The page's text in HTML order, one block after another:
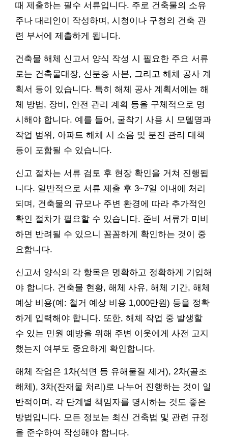
때 제출하는 필수 서류입니다. 주로 건축물의 소유
주나 대리인이 작성하며, 시청이나 구청의 건축 관
련 부서에 제출하게 됩니다.
건축물 해체 신고서 양식 작성 시 필요한 주요 서류
로는 건축물대장, 신분증 사본, 그리고 해체 공사 계
획서 등이 있습니다. 특히 해체 공사 계획서에는 해
체 방법, 장비, 안전 관리 계획 등을 구체적으로 명
시해야 합니다. 예를 들어, 굴착기 사용 시 모델명과
작업 범위, 아파트 해체 시 소음 및 분진 관리 대책
등이 포함될 수 있습니다.
신고 절차는 서류 검토 후 현장 확인을 거쳐 진행됩
니다. 일반적으로 서류 제출 후 3~7일 이내에 처리
되며, 건축물의 규모나 주변 환경에 따라 추가적인
확인 절차가 필요할 수 있습니다. 준비 서류가 미비
하면 반려될 수 있으니 꼼꼼하게 확인하는 것이 중
요합니다.
신고서 양식의 각 항목은 명확하고 정확하게 기입해
야 합니다. 건축물 현황, 해체 사유, 해체 기간, 해체
예상 비용(예: 철거 예상 비용 1,000만원) 등을 정확
하게 입력해야 합니다. 또한, 해체 작업 중 발생할
수 있는 민원 예방을 위해 주변 이웃에게 사전 고지
했는지 여부도 중요하게 확인합니다.
해체 작업은 1차(석면 등 유해물질 제거), 2차(골조
해체), 3차(잔재물 처리)로 나누어 진행하는 것이 일
반적이며, 각 단계별 책임자를 명시하는 것도 좋은
방법입니다. 모든 정보는 최신 건축법 및 관련 규정
을 준수하여 작성해야 합니다.